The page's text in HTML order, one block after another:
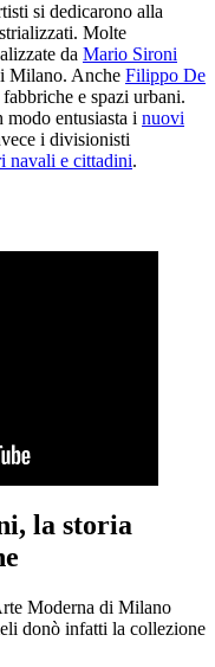
si dedicarono alla
Molte
da Mario Sironi
Milano. Anche Filippo De
e spazi urbani.
entusiasta i nuovi
i divisionisti
navali e cittadini.
la storia
Moderna di Milano
donò infatti la collezione